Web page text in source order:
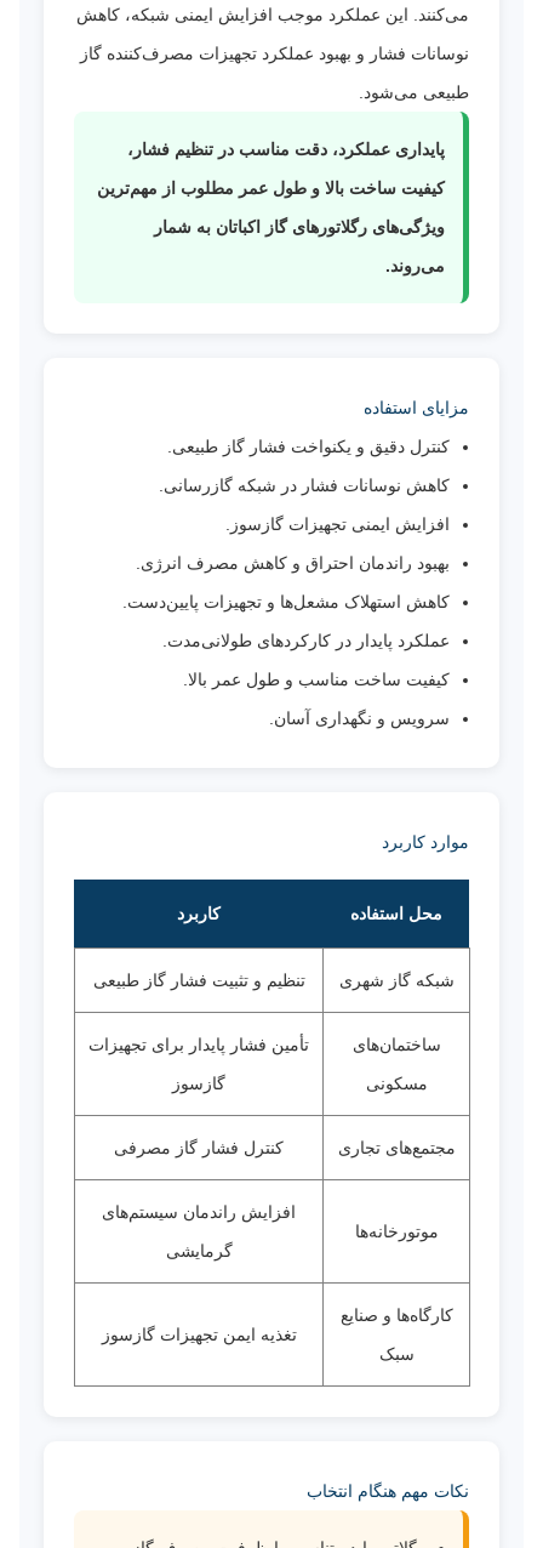
می‌کنند. این عملکرد موجب افزایش ایمنی شبکه، کاهش
نوسانات فشار و بهبود عملکرد تجهیزات مصرف‌کننده گاز
طبیعی می‌شود.
پایداری عملکرد، دقت مناسب در تنظیم فشار،
کیفیت ساخت بالا و طول عمر مطلوب از مهم‌ترین
ویژگی‌های رگلاتورهای گاز اکباتان به شمار
می‌روند.
مزایای استفاده
کنترل دقیق و یکنواخت فشار گاز طبیعی.
کاهش نوسانات فشار در شبکه گازرسانی.
افزایش ایمنی تجهیزات گازسوز.
بهبود راندمان احتراق و کاهش مصرف انرژی.
کاهش استهلاک مشعل‌ها و تجهیزات پایین‌دست.
عملکرد پایدار در کارکردهای طولانی‌مدت.
کیفیت ساخت مناسب و طول عمر بالا.
سرویس و نگهداری آسان.
موارد کاربرد
محل استفاده کاربرد
شبکه گاز شهری تنظیم و تثبیت فشار گاز طبیعی
ساختمان‌های
مسکونی
تأمین فشار پایدار برای تجهیزات
گازسوز
مجتمع‌های تجاری کنترل فشار گاز مصرفی
موتورخانه‌ها
افزایش راندمان سیستم‌های
گرمایشی
کارگاه‌ها و صنایع
سبک
تغذیه ایمن تجهیزات گازسوز
نکات مهم هنگام انتخاب